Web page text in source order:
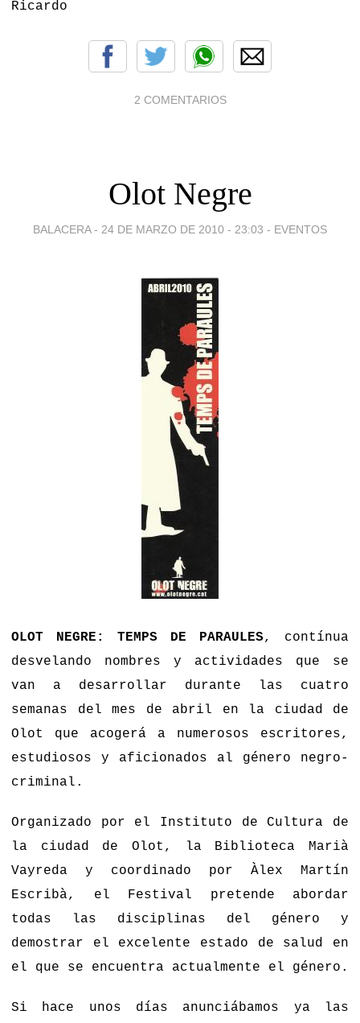
Ricardo
2 COMENTARIOS
Olot Negre
BALACERA - 24 DE MARZO DE 2010 - 23:03 - EVENTOS
OLOT NEGRE: TEMPS DE PARAULES, contínua
desvelando nombres y actividades que se
van a desarrollar durante las cuatro
semanas del mes de abril en la ciudad de
Olot que acogerá a numerosos escritores,
estudiosos y aficionados al género negro-
criminal.
Organizado por el Instituto de Cultura de
la ciudad de Olot, la Biblioteca Marià
Vayreda y coordinado por Àlex Martín
Escribà, el Festival pretende abordar
todas las disciplinas del género y
demostrar el excelente estado de salud en
el que se encuentra actualmente el género.
Si hace unos días anunciábamos ya las